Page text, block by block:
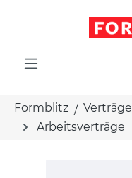
Formblitz Verträge
Arbeitsverträge